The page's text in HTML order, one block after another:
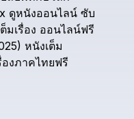
ดูหนังออนไลน์ ซับ
ต็มเรื่อง ออนไลน์ฟรี
หนังเต็ม
องภาคไทยฟรี